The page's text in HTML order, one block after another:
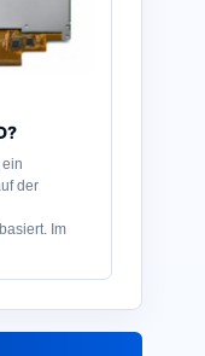
der
Im